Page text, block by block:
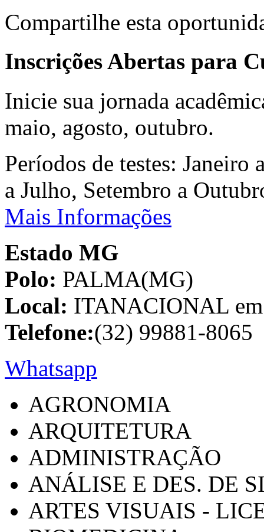
Compartilhe esta
Inscrições Abertas para
Inicie sua jornada
maio, agosto, outubro.
Períodos de testes:
a Julho, Setembro a
Mais Informações
Estado MG
Polo: PALMA(MG)
Local: ITANACIONAL
Telefone:(32) 99881-8065
Whatsapp
AGRONOMIA
ARQUITETURA
ADMINISTRAÇÃO
ANÁLISE E DES. DE
ARTES VISUAIS -